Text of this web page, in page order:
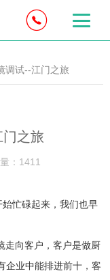
调试--江门之旅
之旅
： 1411
忙碌起来，我们也早
走向客户，客户是做厨
企业中能排进前十，客